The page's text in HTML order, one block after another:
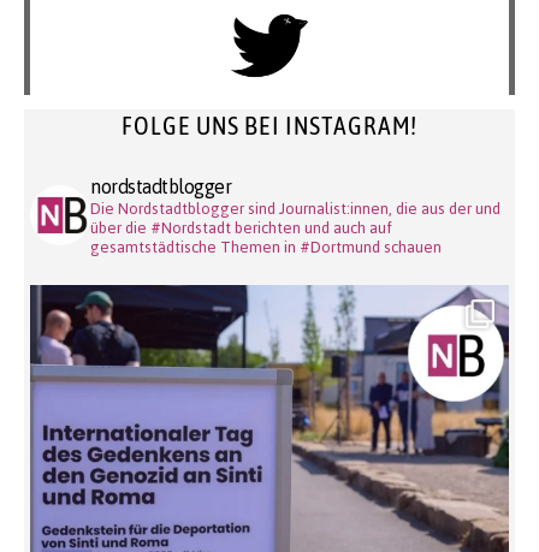
FOLGE UNS BEI INSTAGRAM!
nordstadtblogger
Die Nordstadtblogger sind Journalist:innen, die aus der und
über die #Nordstadt berichten und auch auf
gesamtstädtische Themen in #Dortmund schauen